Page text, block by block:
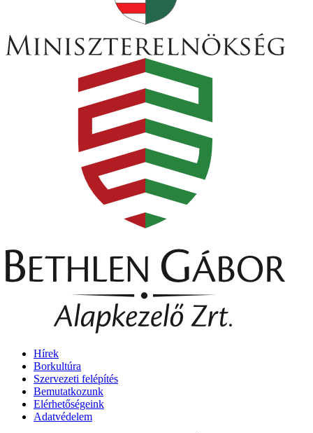
Hírek
Borkultúra
Szervezeti felépítés
Bemutatkozunk
Elérhetőségeink
Adatvédelem